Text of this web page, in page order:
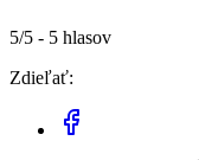
5/5 - 5 hlasov
Zdieľať: